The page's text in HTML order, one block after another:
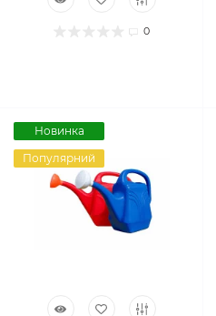
0
Новинка
Популярний